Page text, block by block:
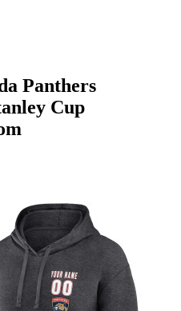
Panthers
Cup